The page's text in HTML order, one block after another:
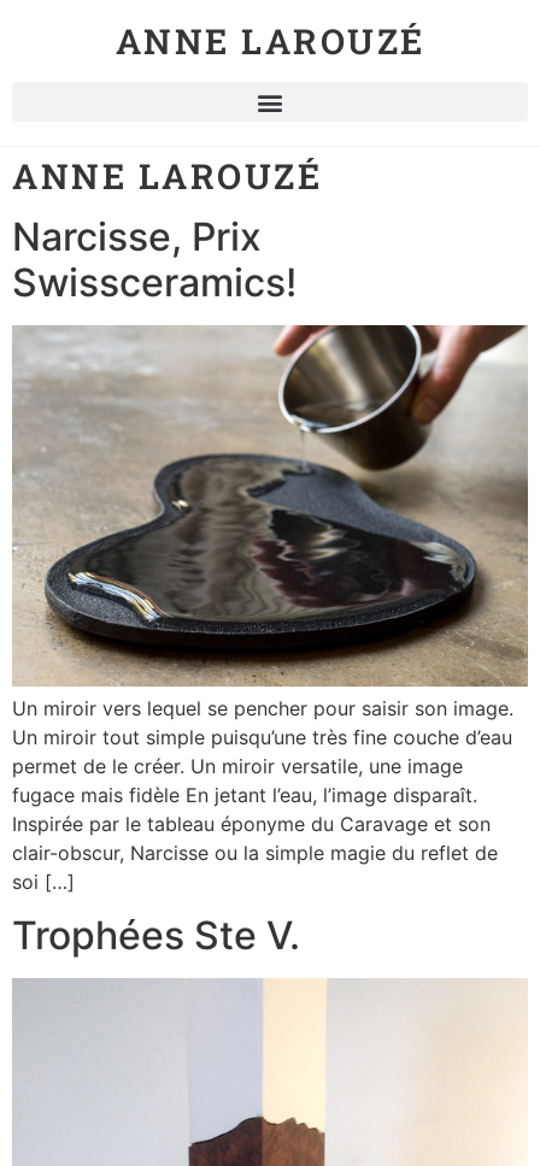
ANNE LAROUZÉ
ANNE LAROUZÉ
Narcisse, Prix
Swissceramics!
Un miroir vers lequel se pencher pour saisir son image.
Un miroir tout simple puisqu’une très fine couche d’eau
permet de le créer. Un miroir versatile, une image
fugace mais fidèle En jetant l’eau, l’image disparaît.
Inspirée par le tableau éponyme du Caravage et son
clair-obscur, Narcisse ou la simple magie du reflet de
soi […]
Trophées Ste V.